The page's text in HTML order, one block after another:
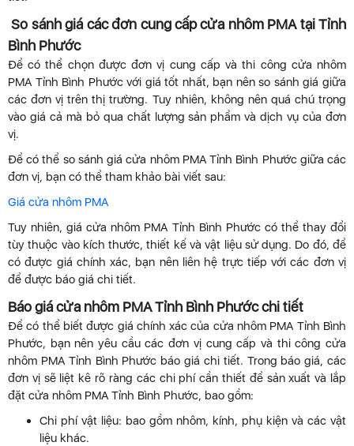
So sánh giá các đơn cung cấp cửa nhôm PMA tại Tỉnh
Bình Phước
Để có thể chọn được đơn vị cung cấp và thi công cửa nhôm
PMA Tỉnh Bình Phước với giá tốt nhất, bạn nên so sánh giá giữa
các đơn vị trên thị trường. Tuy nhiên, không nên quá chú trọng
vào giá cả mà bỏ qua chất lượng sản phẩm và dịch vụ của đơn
vị.
Để có thể so sánh giá cửa nhôm PMA Tỉnh Bình Phước giữa các
đơn vị, bạn có thể tham khảo bài viết sau:
Giá cửa nhôm PMA
Tuy nhiên, giá cửa nhôm PMA Tỉnh Bình Phước có thể thay đổi
tùy thuộc vào kích thước, thiết kế và vật liệu sử dụng. Do đó, để
có được giá chính xác, bạn nên liên hệ trực tiếp với các đơn vị
để được báo giá chi tiết.
Báo giá cửa nhôm PMA Tỉnh Bình Phước chi tiết
Để có thể biết được giá chính xác của cửa nhôm PMA Tỉnh Bình
Phước, bạn nên yêu cầu các đơn vị cung cấp và thi công cửa
nhôm PMA Tỉnh Bình Phước báo giá chi tiết. Trong báo giá, các
đơn vị sẽ liệt kê rõ ràng các chi phí cần thiết để sản xuất và lắp
đặt cửa nhôm PMA Tỉnh Bình Phước, bao gồm:
Chi phí vật liệu: bao gồm nhôm, kính, phụ kiện và các vật
liệu khác.